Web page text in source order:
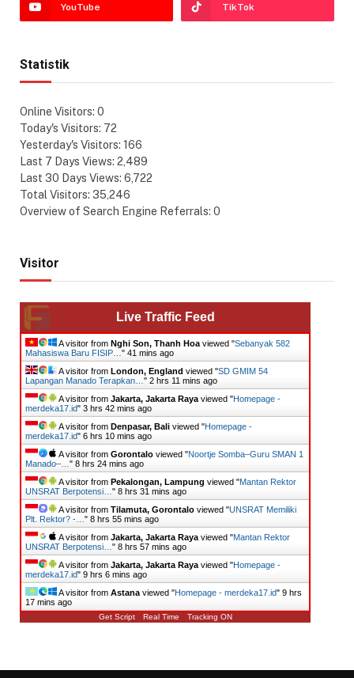
YouTube TikTok
Statistik
Online Visitors: 0
Today's Visitors: 72
Yesterday's Visitors: 166
Last 7 Days Views: 2,489
Last 30 Days Views: 6,722
Total Visitors: 35,246
Overview of Search Engine Referrals: 0
Visitor
Live Traffic Feed
A visitor from Nghi Son, Thanh Hoa viewed "Sebanyak 582
Mahasiswa Baru FISIP… " 41 mins ago
A visitor from London, England viewed "SD GMIM 54
Lapangan Manado Terapkan… " 2 hrs 11 mins ago
A visitor from Jakarta, Jakarta Raya viewed "Homepage -
merdeka17.id" 3 hrs 42 mins ago
A visitor from Denpasar, Bali viewed "Homepage -
merdeka17.id" 6 hrs 10 mins ago
A visitor from Gorontalo viewed "Noortje Somba–Guru SMAN 1
Manado–… " 8 hrs 25 mins ago
A visitor from Pekalongan, Lampung viewed "Mantan Rektor
UNSRAT Berpotensi… " 8 hrs 31 mins ago
A visitor from Tilamuta, Gorontalo viewed "UNSRAT Memiliki
Plt. Rektor? -… " 8 hrs 55 mins ago
A visitor from Jakarta, Jakarta Raya viewed "Mantan Rektor
UNSRAT Berpotensi… " 8 hrs 57 mins ago
A visitor from Jakarta, Jakarta Raya viewed "Homepage -
merdeka17.id" 9 hrs 6 mins ago
A visitor from Astana viewed "Homepage - merdeka17.id" 9 hrs
17 mins ago
Get Script Real Time Tracking ON